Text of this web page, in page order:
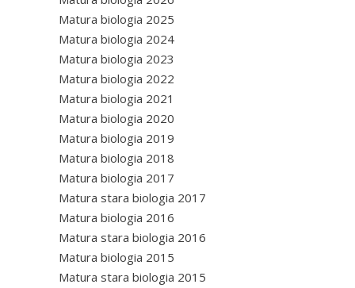
Matura biologia 2025
Matura biologia 2024
Matura biologia 2023
Matura biologia 2022
Matura biologia 2021
Matura biologia 2020
Matura biologia 2019
Matura biologia 2018
Matura biologia 2017
Matura stara biologia 2017
Matura biologia 2016
Matura stara biologia 2016
Matura biologia 2015
Matura stara biologia 2015